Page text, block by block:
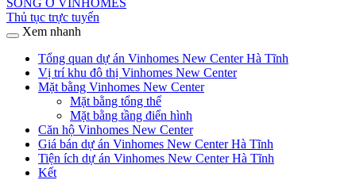
SỐNG Ở VINHOMES
Thủ tục trực tuyến
Xem nhanh
Tổng quan dự án Vinhomes New Center Hà Tĩnh
Vị trí khu đô thị Vinhomes New Center
Mặt bằng Vinhomes New Center
Mặt bằng tổng thể
Mặt bằng tầng điển hình
Căn hộ Vinhomes New Center
Giá bán dự án Vinhomes New Center Hà Tĩnh
Tiện ích dự án Vinhomes New Center Hà Tĩnh
Kết